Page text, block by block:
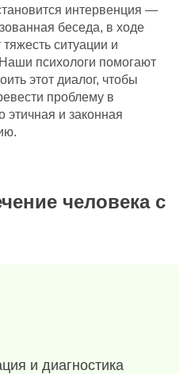
интервенция —
беседа, в ходе
ситуации и
психологи помогают
этот диалог, чтобы
проблему в
этичная и законная
человека с
и диагностика